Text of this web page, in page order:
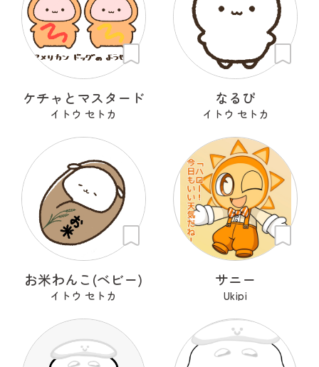
ケチャとマスタード
イトウ セトカ
なるぴ
イトウ セトカ
お米わんこ(ベビー)
イトウ セトカ
サニー
Ukipi